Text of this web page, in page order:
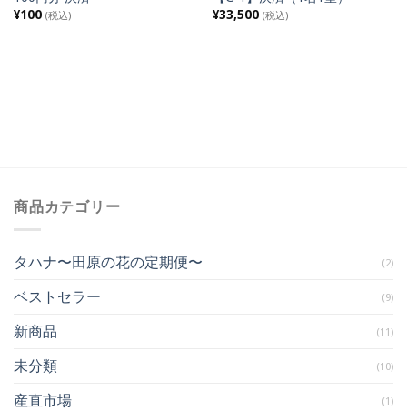
¥100 (税込)
¥33,500 (税込)
商品カテゴリー
タハナ〜田原の花の定期便〜 (2)
ベストセラー (9)
新商品 (11)
未分類 (10)
産直市場 (1)